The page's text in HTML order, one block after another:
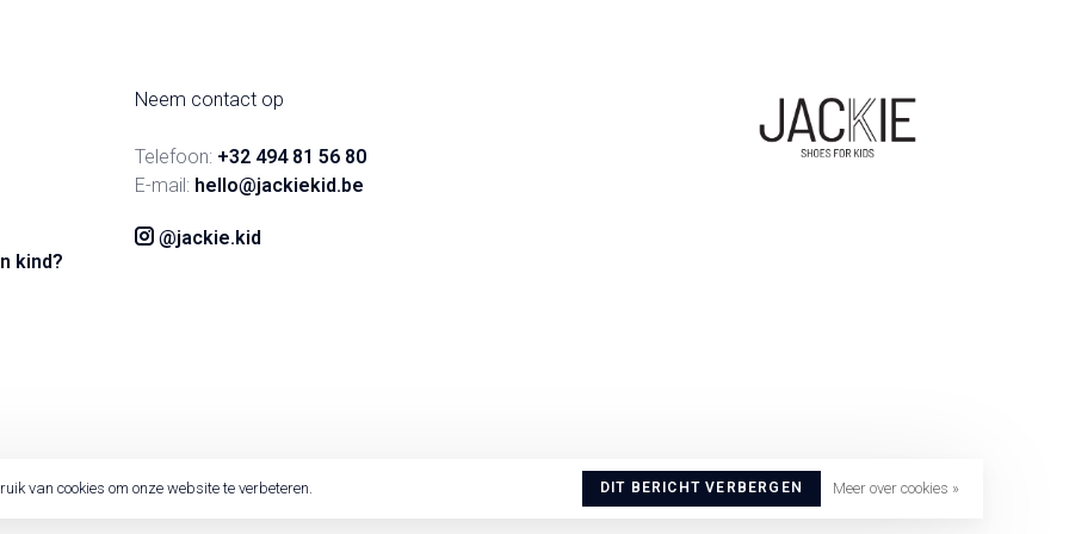
kind?
Neem contact op
Telefoon: +32 494 81 56 80
E-mail: hello@jackiekid.be
@jackie.kid
van cookies om onze website te verbeteren. DIT BERICHT VERBERGEN Meer over cookies »